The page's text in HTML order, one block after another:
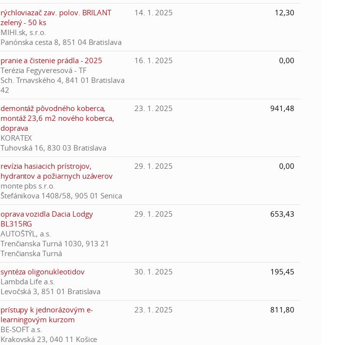
c
S
V
rýchloviazač zav. polov. BRILANT
zelený - 50 ks
MIHI.sk, s.r.o.
Panónska cesta 8, 851 04 Bratislava
14. 1. 2025 12,30
pranie a čistenie prádla - 2025
Terézia Fegyveresová - TF
Sch. Trnavského 4, 841 01 Bratislava
42
16. 1. 2025 0,00
demontáž pôvodného koberca,
montáž 23,6 m2 nového koberca,
doprava
KORATEX
Tuhovská 16, 830 03 Bratislava
23. 1. 2025 941,48
revízia hasiacich prístrojov,
hydrantov a požiarnych uzáverov
monte pbs s.r.o.
Štefánikova 1408/58, 905 01 Senica
29. 1. 2025 0,00
oprava vozidla Dacia Lodgy
BL315RG
AUTOŠTÝL, a.s.
Trenčianska Turná 1030, 913 21
Trenčianska Turná
29. 1. 2025 653,43
syntéza oligonukleotidov
Lambda Life a.s.
Levočská 3, 851 01 Bratislava
30. 1. 2025 195,45
prístupy k jednorázovým e-
learningovým kurzom
BE-SOFT a.s.
Krakovská 23, 040 11 Košice
23. 1. 2025 811,80